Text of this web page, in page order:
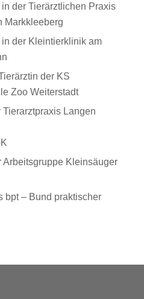
der Tierärztlichen Praxis
Markkleeberg
der Kleintierklinik am
der KS
Zoo Weiterstadt
Langen
Arbeitsgruppe Kleinsäuger
bpt – Bund praktischer